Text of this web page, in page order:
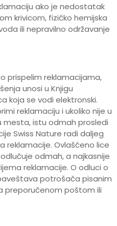
ako je nedostatak
krivicom, fizičko hemijska
ili nepravilno održavanje
prispelim reklamacijama,
unosi u Knjigu
koja se vodi elektronski.
reklamaciju i ukoliko nije u
mesta, istu odmah prosledi
Swiss Nature radi daljeg
reklamacije. Ovlašćeno lice
odmah, a najkasnije
reklamacije. O odluci o
potrošača pisanim
preporučenom poštom ili